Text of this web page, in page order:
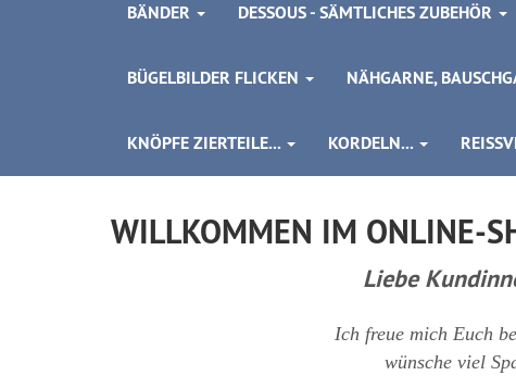
BÄNDER DESSOUS - SÄMTLICHES ZUBEHÖR
BÜGELBILDER FLICKEN NÄHGARNE,
KNÖPFE ZIERTEILE... KORDELN...
WILLKOMMEN IM ONLINE-
Liebe
Ich freue mich Euch
wünsche viel